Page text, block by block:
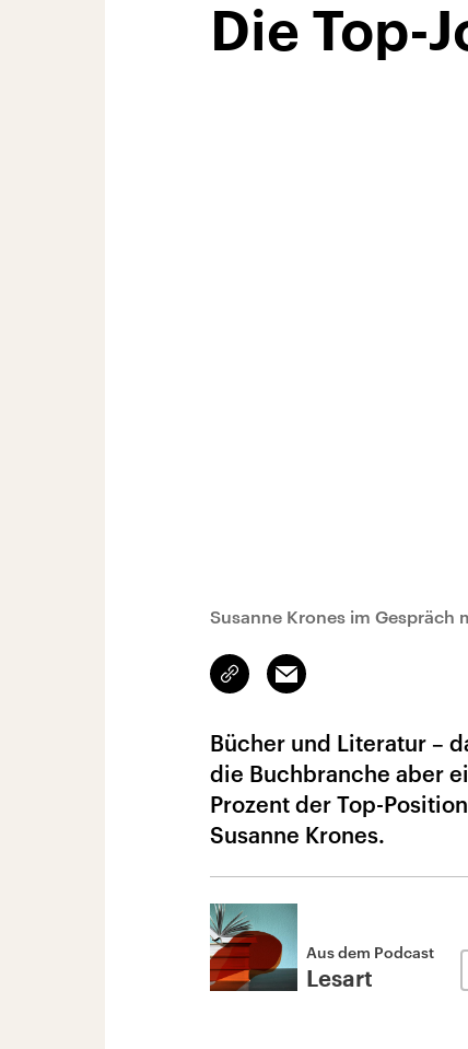
Die Top-
Susanne Krones im Gespräch
Link
kopieren/teilen
Email
Bücher und Literatur –
die Buchbranche aber
Prozent der Top-
Susanne Krones.
Aus dem Podcast
Lesart